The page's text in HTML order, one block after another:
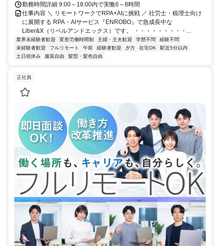
勤務時間詳細 9:00～18:00内で実働6～8時間
仕事内容 ＼ リモートワークでRPA×AIに挑戦 ／ 社労士・税理士向け
に展開する RPA・AIサービス『ENROBO』で急成長中な
Liber&X（リベルアンドエックス）です。 ・・・・・・・・・...
業界未経験者歓迎 変形労働時間制 主婦・主夫歓迎 学歴不問
経験不問
未経験者歓迎
フルリモート 午前 経験者歓迎 夕方 在宅OK
駅近5分以内
土日祝休み
服装自由 髪型・髪色自由
正社員